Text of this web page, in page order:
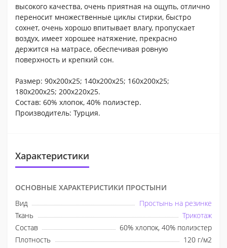
высокого качества, очень приятная на ощупь, отлично
переносит множественные циклы стирки, быстро
сохнет, очень хорошо впитывает влагу, пропускает
воздух, имеет хорошее натяжение, прекрасно
держится на матрасе, обеспечивая ровную
поверхность и крепкий сон.
Размер: 90х200х25; 140х200х25; 160х200х25;
180х200х25; 200х220х25.
Состав: 60% хлопок, 40% полиэстер.
Производитель: Турция.
Характеристики
ОСНОВНЫЕ ХАРАКТЕРИСТИКИ ПРОСТЫНИ
Вид
Простынь на резинке
Ткань
Трикотаж
Состав
60% хлопок, 40% полиэстер
Плотность
120 г/м2